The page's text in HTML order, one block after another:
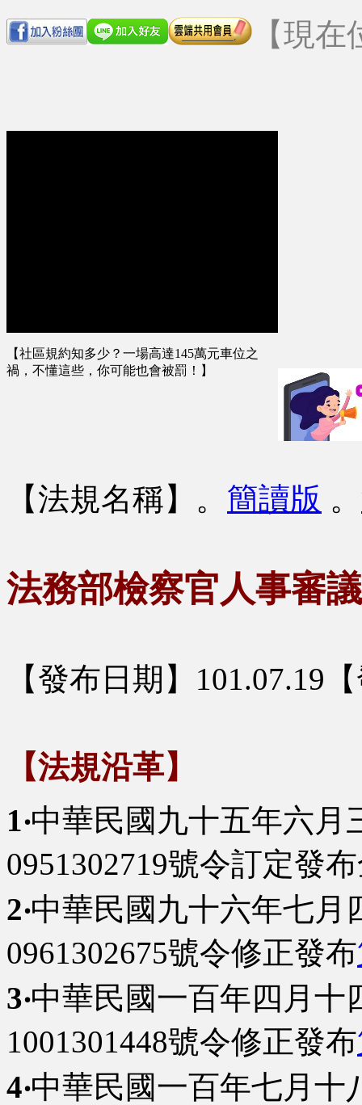
【現
【社區規約知多少？一場高達145萬元車位之
禍，不懂這些，你可能也會被罰！】
【法規名稱】 。 簡讀版 。
法務部檢察官人事審
【發布日期】101.07.19
【法規沿革】
1‧中華民國九十五年六月
0951302719號令訂定發
2‧中華民國九十六年七月
0961302675號令修正發布
3‧中華民國一百年四月十
1001301448號令修正發布
4‧中華民國一百年七月十